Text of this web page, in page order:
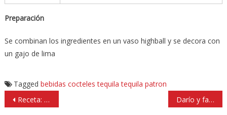
Preparación
Se combinan los ingredientes en un vaso highball y se decora con
un gajo de lima
Tagged bebidas cocteles tequila tequila patron
Navegación
de
Receta: hamburguesas de portobello Darío y familia invitan a la 5A Carrera 5K en Satélite